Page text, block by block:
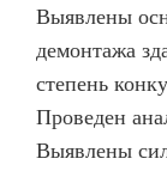
Выявлены
демонтажа
степень
Проведен
Выявлены